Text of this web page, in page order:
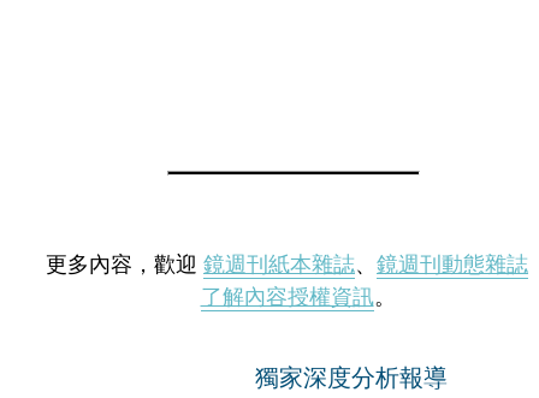
更多內容，歡迎 鏡週刊紙本雜誌、 鏡週刊動態雜誌
了解內容授權資訊。
獨家深度分析報導